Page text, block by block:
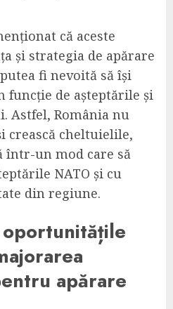
că aceste
și strategia de apărare
fi nevoită să își
funcție de așteptările și
Astfel, România nu
crească cheltuielile,
într-un mod care să
NATO și cu
din regiune.
apărare